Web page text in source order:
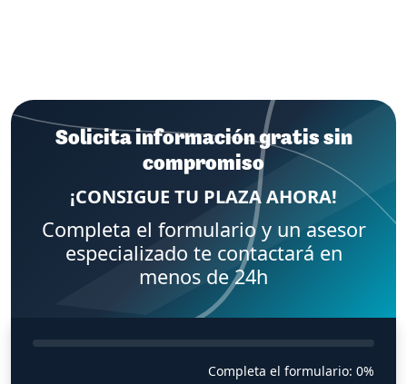
Solicita información gratis sin
compromiso
¡CONSIGUE TU PLAZA AHORA!
Completa el formulario y un asesor
especializado te contactará en
menos de 24h
Completa el formulario: 0%